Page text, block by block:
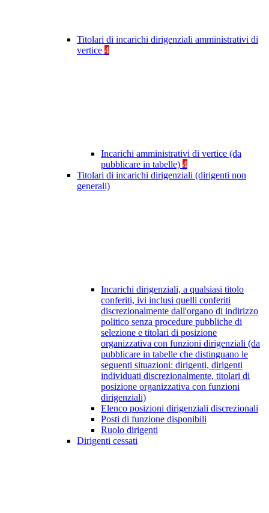
Titolari di incarichi dirigenziali amministrativi di
vertice 4
Incarichi amministrativi di vertice (da
pubblicare in tabelle) 4
Titolari di incarichi dirigenziali (dirigenti non
generali)
Incarichi dirigenziali, a qualsiasi titolo
conferiti, ivi inclusi quelli conferiti
discrezionalmente dall'organo di indirizzo
politico senza procedure pubbliche di
selezione e titolari di posizione
organizzativa con funzioni dirigenziali (da
pubblicare in tabelle che distinguano le
seguenti situazioni: dirigenti, dirigenti
individuati discrezionalmente, titolari di
posizione organizzativa con funzioni
dirigenziali)
Elenco posizioni dirigenziali discrezionali
Posti di funzione disponibili
Ruolo dirigenti
Dirigenti cessati